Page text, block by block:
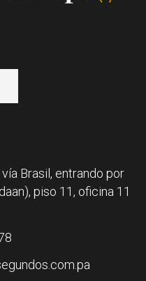
Brasil, entrando por
piso 11, oficina 11